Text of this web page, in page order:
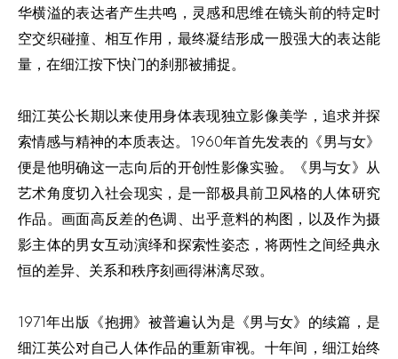
华横溢的表达者产生共鸣，灵感和思维在镜头前的特定时
空交织碰撞、相互作用，最终凝结形成一股强大的表达能
量，在细江按下快门的刹那被捕捉。
细江英公长期以来使用身体表现独立影像美学，追求并探
索情感与精神的本质表达。1960年首先发表的《男与女》
便是他明确这一志向后的开创性影像实验。《男与女》从
艺术角度切入社会现实，是一部极具前卫风格的人体研究
作品。画面高反差的色调、出乎意料的构图，以及作为摄
影主体的男女互动演绎和探索性姿态，将两性之间经典永
恒的差异、关系和秩序刻画得淋漓尽致。
1971年出版《抱拥》被普遍认为是《男与女》的续篇，是
细江英公对自己人体作品的重新审视。十年间，细江始终